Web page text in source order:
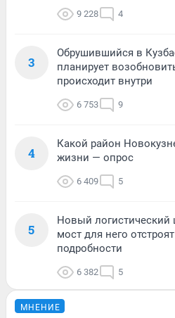
9 228 4
3
Обрушившийся в
планирует
происходит внутри
6 753 9
4
Какой район
жизни — опрос
6 409 5
5
Новый логистический
мост для него
подробности
6 382 5
МНЕНИЕ